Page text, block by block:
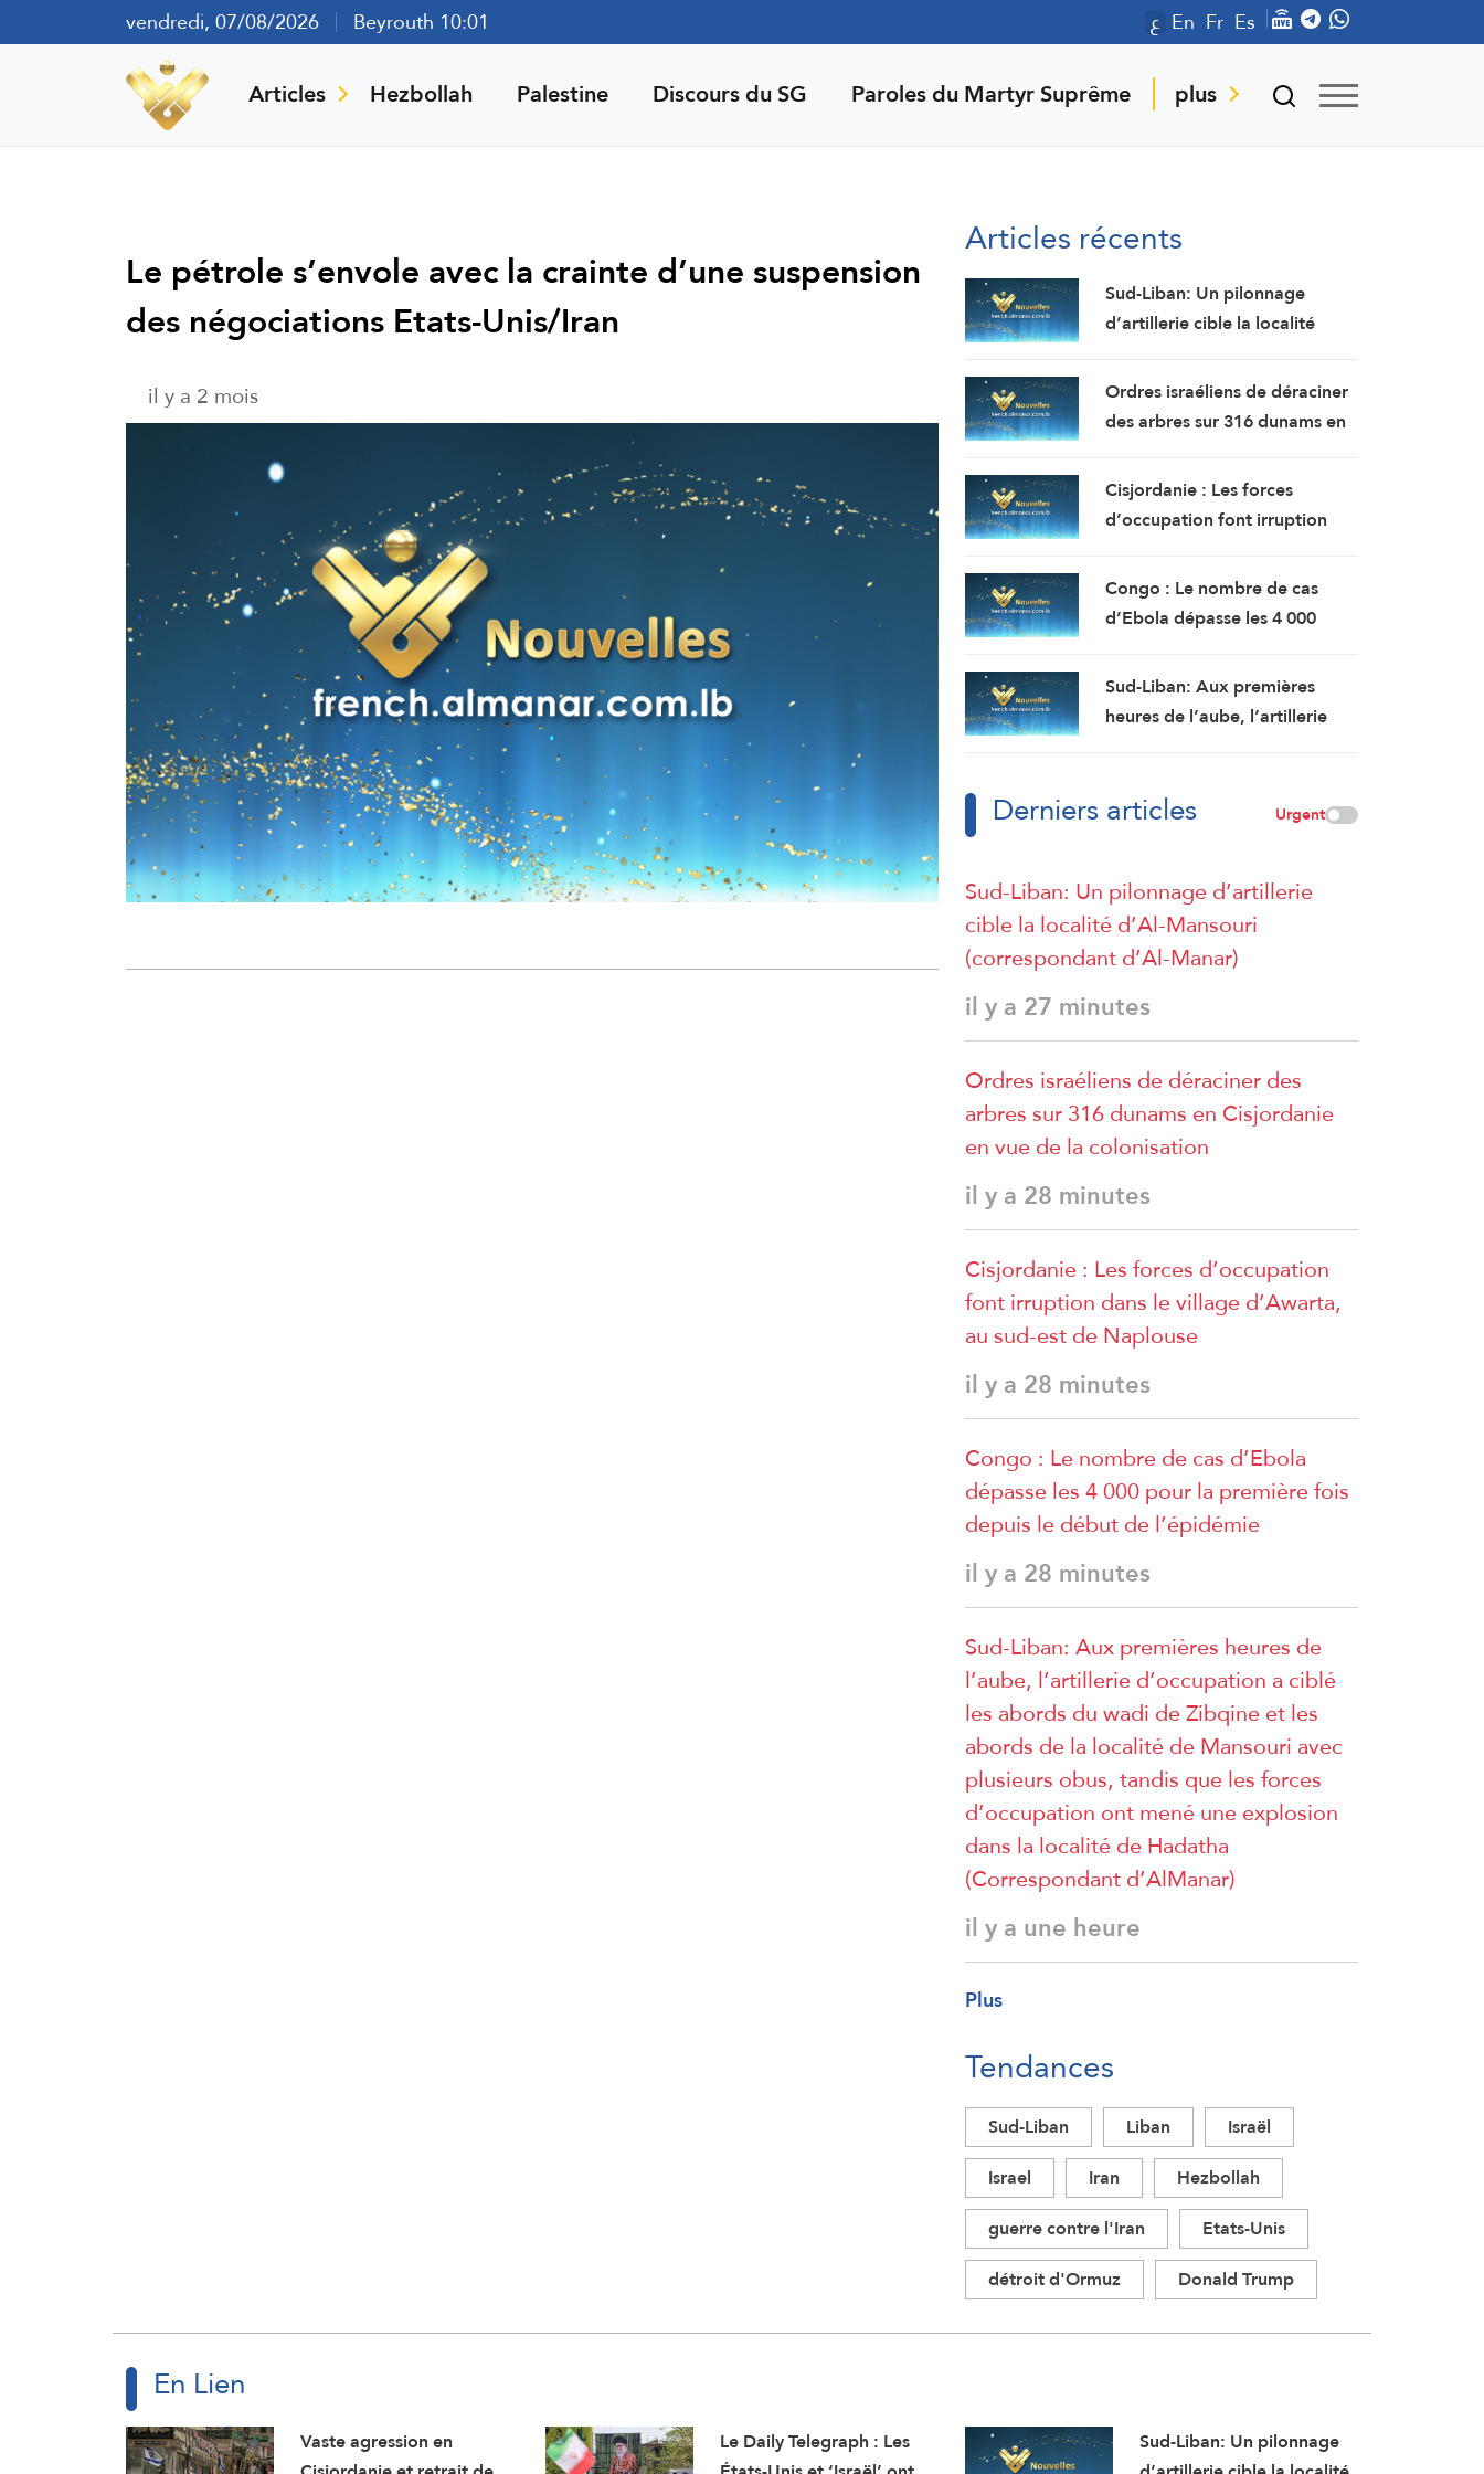
vendredi, 07/08/2026 Beyrouth 10:01 ع En Fr Es
Articles Hezbollah Palestine Discours du SG Paroles du Martyr Suprême plus
Le pétrole s’envole avec la crainte d’une suspension
des négociations Etats-Unis/Iran
il y a 2 mois
Articles récents
Sud-Liban: Un pilonnage
d’artillerie cible la localité
d’Al-Manar)
Ordres israéliens de déraciner
des arbres sur 316 dunams en
colonisation
Cisjordanie : Les forces
d’occupation font irruption
sud-est de Naplouse
Congo : Le nombre de cas
d’Ebola dépasse les 4 000
début de l’épidémie
Sud-Liban: Aux premières
heures de l’aube, l’artillerie
les abords de la localité de
d’occupation ont mené une
explosion dans la localité de
Hadatha (Correspondant
Derniers articles Urgent
Sud-Liban: Un pilonnage d’artillerie
cible la localité d’Al-Mansouri
(correspondant d’Al-Manar)
il y a 27 minutes
Ordres israéliens de déraciner des
arbres sur 316 dunams en Cisjordanie
en vue de la colonisation
il y a 28 minutes
Cisjordanie : Les forces d’occupation
font irruption dans le village d’Awarta,
au sud-est de Naplouse
il y a 28 minutes
Congo : Le nombre de cas d’Ebola
dépasse les 4 000 pour la première fois
depuis le début de l’épidémie
il y a 28 minutes
Sud-Liban: Aux premières heures de
l’aube, l’artillerie d’occupation a ciblé
les abords du wadi de Zibqine et les
abords de la localité de Mansouri avec
plusieurs obus, tandis que les forces
d’occupation ont mené une explosion
dans la localité de Hadatha
(Correspondant d’AlManar)
il y a une heure
Plus
Tendances
Sud-Liban Liban
Israël
Israel
Iran
Hezbollah
guerre contre l'Iran
Etats-Unis
détroit d'Ormuz
Donald Trump
En Lien
Vaste agression en
Le Daily Telegraph : Les
Sud-Liban: Un pilonnage